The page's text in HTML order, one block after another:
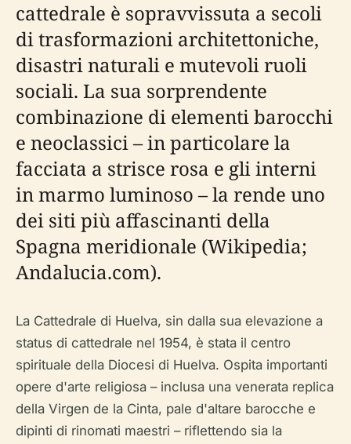
cattedrale è sopravvissuta a secoli
di trasformazioni architettoniche,
disastri naturali e mutevoli ruoli
sociali. La sua sorprendente
combinazione di elementi barocchi
e neoclassici – in particolare la
facciata a strisce rosa e gli interni
in marmo luminoso – la rende uno
dei siti più affascinanti della
Spagna meridionale (Wikipedia;
Andalucia.com).
La Cattedrale di Huelva, sin dalla sua elevazione a
status di cattedrale nel 1954, è stata il centro
spirituale della Diocesi di Huelva. Ospita importanti
opere d'arte religiosa – inclusa una venerata replica
della Virgen de la Cinta, pale d'altare barocche e
dipinti di rinomati maestri – riflettendo sia la